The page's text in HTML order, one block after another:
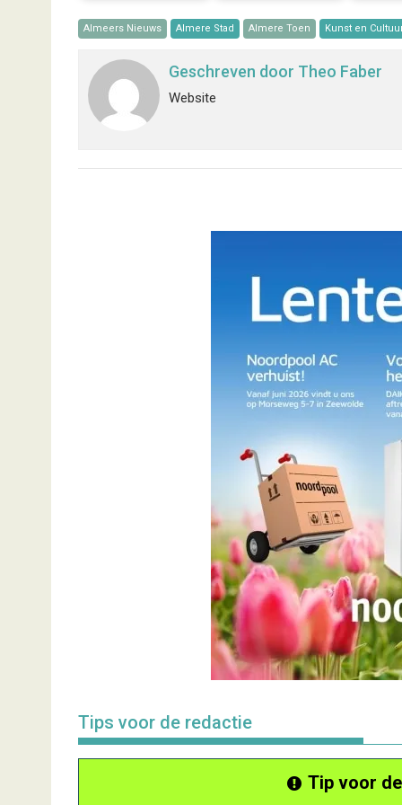
Almeers Nieuws Almere Stad Almere Toen Kunst en
Geschreven door Theo Faber
Website
Tips voor de redactie
Tip voor